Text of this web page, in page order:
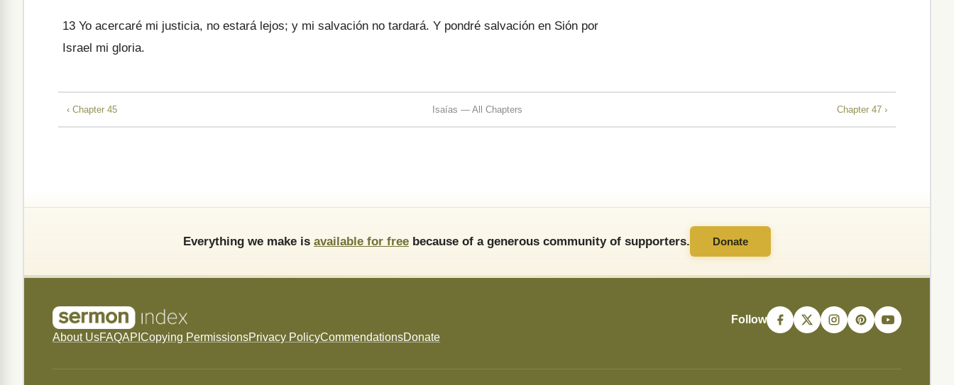
13 Yo acercaré mi justicia, no estará lejos; y mi salvación no tardará. Y pondré salvación en Sión por
Israel mi gloria.
‹ Chapter 45 Isaías — All Chapters Chapter 47 ›
Everything we make is available for free because of a generous community of supporters. Donate
About UsFAQAPI Copying PermissionsPrivacy PolicyCommendationsDonate
Follow